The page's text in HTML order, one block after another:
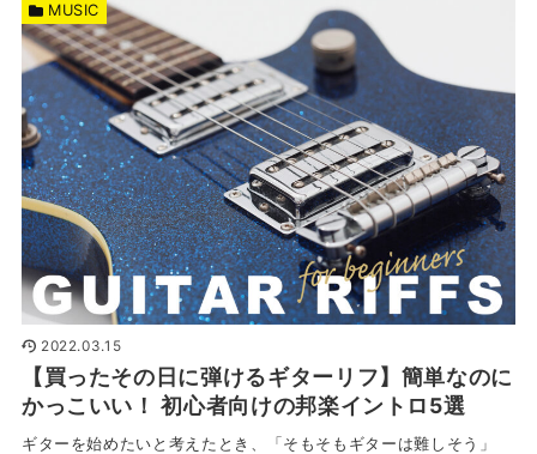
2022.03.15
【買ったその日に弾けるギターリフ】簡単なのに
かっこいい！ 初心者向けの邦楽イントロ5選
ギターを始めたいと考えたとき、「そもそもギターは難しそう」
MUSIC